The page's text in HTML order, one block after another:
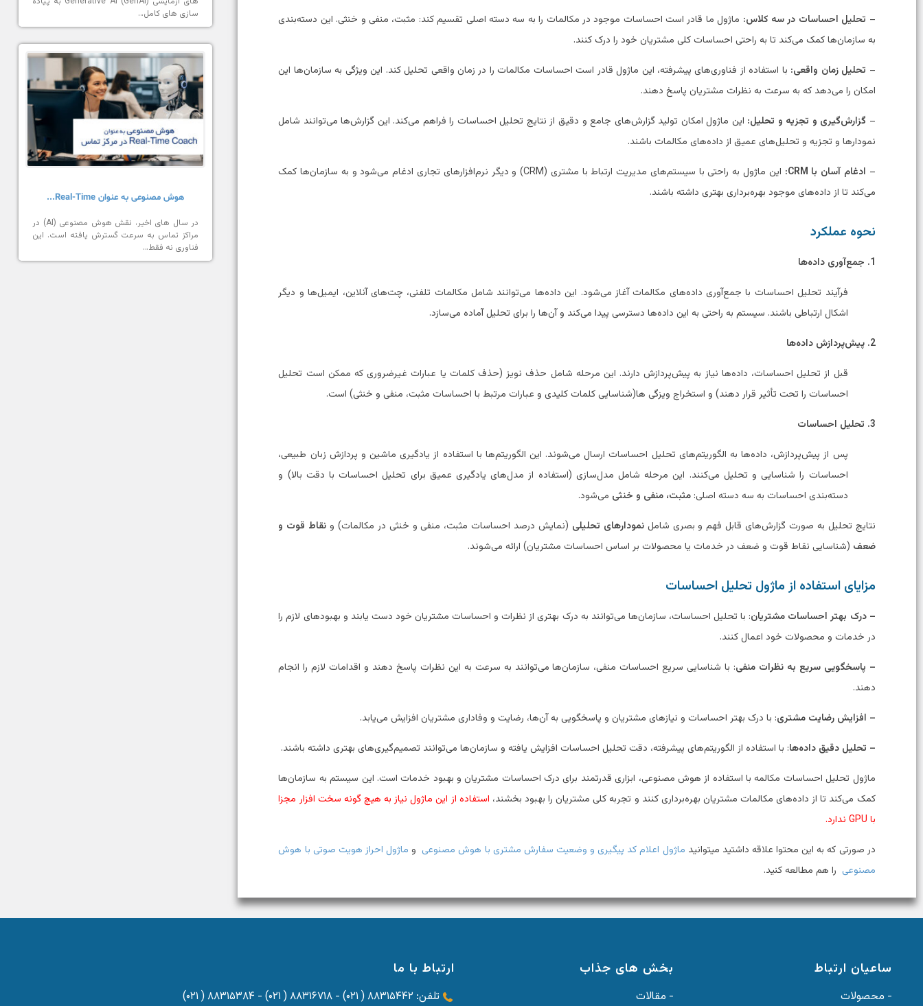
– تحلیل احساسات در سه کلاس: ماژول ما قادر است احساسات موجود در مکالمات را به سه دسته اصلی تقسیم کند: مثبت، منفی و خنثی. این دسته‌بندی
به سازمان‌ها کمک می‌کند تا به راحتی احساسات کلی مشتریان خود را درک کنند.
– تحلیل زمان واقعی: با استفاده از فناوری‌های پیشرفته، این ماژول قادر است احساسات مکالمات را در زمان واقعی تحلیل کند. این ویژگی به سازمان‌ها این
امکان را می‌دهد که به سرعت به نظرات مشتریان پاسخ دهند.
– گزارش‌گیری و تجزیه و تحلیل: این ماژول امکان تولید گزارش‌های جامع و دقیق از نتایج تحلیل احساسات را فراهم می‌کند. این گزارش‌ها می‌توانند شامل
نمودارها و تجزیه و تحلیل‌های عمیق از داده‌های مکالمات باشند.
– ادغام آسان با CRM:
این ماژول به راحتی با سیستم‌های مدیریت ارتباط با مشتری (CRM) و دیگر نرم‌افزارهای تجاری ادغام می‌شود و به سازمان‌ها کمک
می‌کند تا از داده‌های موجود بهره‌برداری بهتری داشته باشند.
نحوه عملکرد
1. جمع‌آوری داده‌ها
فرآیند تحلیل احساسات با جمع‌آوری داده‌های مکالمات آغاز می‌شود. این داده‌ها می‌توانند شامل مکالمات تلفنی، چت‌های آنلاین، ایمیل‌ها و دیگر
اشکال ارتباطی باشند. سیستم به راحتی به این داده‌ها دسترسی پیدا می‌کند و آن‌ها را برای تحلیل آماده می‌سازد.
2. پیش‌پردازش داده‌ها
قبل از تحلیل احساسات، داده‌ها نیاز به پیش‌پردازش دارند. این مرحله شامل حذف نویز (حذف کلمات یا عبارات غیرضروری که ممکن است تحلیل
احساسات را تحت تأثیر قرار دهند) و استخراج ویزگی ها(شناسایی کلمات کلیدی و عبارات مرتبط با احساسات مثبت، منفی و خنثی) است.
3. تحلیل احساسات
پس از پیش‌پردازش، داده‌ها به الگوریتم‌های تحلیل احساسات ارسال می‌شوند. این الگوریتم‌ها با استفاده از یادگیری ماشین و پردازش زبان طبیعی،
احساسات را شناسایی و تحلیل می‌کنند. این مرحله شامل مدل‌سازی (استفاده از مدل‌های یادگیری عمیق برای تحلیل احساسات با دقت بالا) و
دسته‌بندی احساسات به سه دسته اصلی:مثبت، منفی و خنثی می‌شود.
نتایج تحلیل به صورت گزارش‌های قابل فهم و بصری شاملنمودارهای تحلیلی (نمایش درصد احساسات مثبت، منفی و خنثی در مکالمات) و نقاط قوت و
ضعف (شناسایی نقاط قوت و ضعف در خدمات یا محصولات بر اساس احساسات مشتریان) ارائه می‌شوند.
مزایای استفاده از ماژول تحلیل احساسات
– درک بهتر احساسات مشتریان: با تحلیل احساسات، سازمان‌ها می‌توانند به درک بهتری از نظرات و احساسات مشتریان خود دست یابند و بهبودهای لازم را
در خدمات و محصولات خود اعمال کنند.
– پاسخگویی سریع به نظرات منفی: با شناسایی سریع احساسات منفی، سازمان‌ها می‌توانند به سرعت به این نظرات پاسخ دهند و اقدامات لازم را انجام
دهند.
– افزایش رضایت مشتری: با درک بهتر احساسات و نیازهای مشتریان و پاسخگویی به آن‌ها، رضایت و وفاداری مشتریان افزایش می‌یابد.
– تحلیل دقیق داده‌ها: با استفاده از الگوریتم‌های پیشرفته، دقت تحلیل احساسات افزایش یافته و سازمان‌ها می‌توانند تصمیم‌گیری‌های بهتری داشته باشند.
ماژول تحلیل احساسات مکالمه با استفاده از هوش مصنوعی، ابزاری قدرتمند برای درک احساسات مشتریان و بهبود خدمات است. این سیستم به سازمان‌ها
کمک می‌کند تا از داده‌های مکالمات مشتریان بهره‌برداری کنند و تجربه کلی مشتریان را بهبود بخشند، استفاده از این ماژول نیاز به هیچ گونه سخت افزار مجزا
با GPU ندارد.
در صورتی که به این محتوا علاقه داشتید میتوانید ماژول اعلام کد پیگیری و وضعیت سفارش مشتری با هوش مصنوعی و ماژول احراز هویت صوتی با هوش
مصنوعی را هم مطالعه کنید.
سازی های کامل…
هوش مصنوعی به عنوان Real-Time...
در سال های اخیر، نقش هوش مصنوعی (AI) در
مراکز تماس به سرعت گسترش یافته است. این
فناوری نه فقط…
ساعیان ارتباط
- محصولات
بخش های جذاب
- مقالات
ارتباط با ما
تلفن: ۸۸۳۱۵۴۴۲ ( ۰۲۱) - ۸۸۳۱۶۷۱۸ ( ۰۲۱) - ۸۸۳۱۵۳۸۴ ( ۰۲۱)